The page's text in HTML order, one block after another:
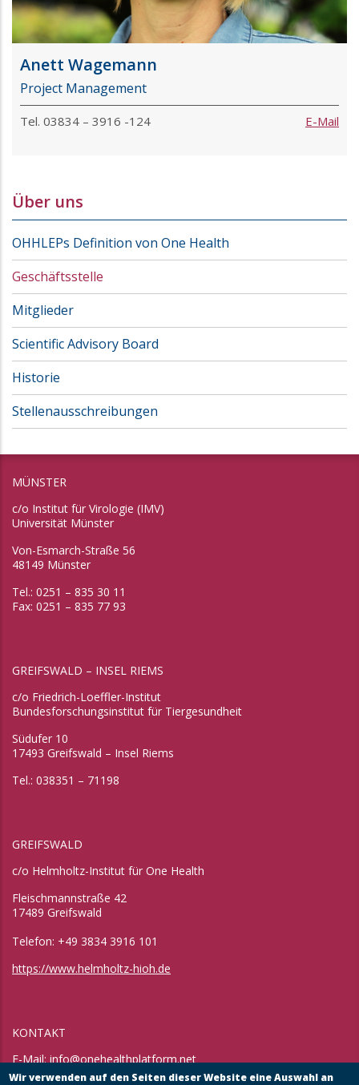
Anett Wagemann
Project Management
Tel. 03834 – 3916 -124 E-Mail
Über uns
OHHLEPs Definition von One Health
Geschäftsstelle
Mitglieder
Scientific Advisory Board
Historie
Stellenausschreibungen
MÜNSTER
c/o Institut für Virologie (IMV)
Universität Münster
Von-Esmarch-Straße 56
48149 Münster
Tel.: 0251 – 835 30 11
Fax: 0251 – 835 77 93
GREIFSWALD – INSEL RIEMS
c/o Friedrich-Loeffler-Institut
Bundesforschungsinstitut für Tiergesundheit
Südufer 10
17493 Greifswald – Insel Riems
Tel.: 038351 – 71198
GREIFSWALD
c/o Helmholtz-Institut für One Health
Fleischmannstraße 42
17489 Greifswald
Telefon: +49 3834 3916 101
https://www.helmholtz-hioh.de
KONTAKT
E-Mail:info@onehealthplatform.net
Website: in Kürze
Wir verwenden auf den Seiten dieser Website eine Auswahl an